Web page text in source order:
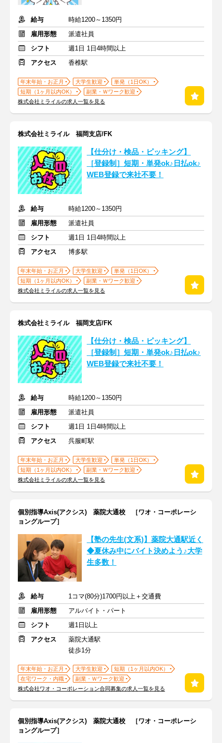
給与
時給1200～1350円
雇用形態
派遣社員
シフト
週1日 1日4時間以上
アクセス
香椎駅
年末年始・お正月 大学生歓迎
単発（1日OK）
短期（1ヶ月以内OK）
副業・Ｗワーク歓迎
株式会社ミライルの求人一覧を見る
株式会社ミライル 福岡支店/FK
【仕分け・検品・ピッキング】
［登録制］短期・単発ok♪日払ok♪
WEB登録で来社不要！
給与
時給1200～1350円
雇用形態
派遣社員
シフト
週1日 1日4時間以上
アクセス
博多駅
年末年始・お正月 大学生歓迎
単発（1日OK）
短期（1ヶ月以内OK）
副業・Ｗワーク歓迎
株式会社ミライルの求人一覧を見る
株式会社ミライル 福岡支店/FK
【仕分け・検品・ピッキング】
［登録制］短期・単発ok♪日払ok♪
WEB登録で来社不要！
給与
時給1200～1350円
雇用形態
派遣社員
シフト
週1日 1日4時間以上
アクセス
呉服町駅
年末年始・お正月 大学生歓迎
単発（1日OK）
短期（1ヶ月以内OK）
副業・Ｗワーク歓迎
株式会社ミライルの求人一覧を見る
個別指導Axis(アクシス) 薬院大通校 ［ワオ・コーポレーシ
ョングループ］
【塾の先生(文系)】薬院大通駅近く
◆夏休み中にバイト決めよう♪大学
生多数！
給与
1コマ(80分)1700円以上＋交通費
雇用形態
アルバイト・パート
シフト
週1日以上
アクセス
薬院大通駅
徒歩1分
年末年始・お正月 大学生歓迎
短期（1ヶ月以内OK）
在宅ワーク・内職
副業・Ｗワーク歓迎
株式会社ワオ・コーポレーション合同募集の求人一覧を見る
個別指導Axis(アクシス) 薬院大通校 ［ワオ・コーポレーシ
ョングループ］